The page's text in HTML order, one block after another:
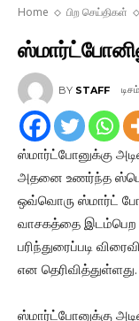
Home பிற செய்திகள்
BY STAFF
ஸ்மார்ட்போனுக்கு
அதனை உணர்ந்த
ஒவ்வொரு ஸ்மார்ட்
வாசகத்தை இடம்பெற
பரிந்துரைப்படி
என தெரிவித்துள்ளது.
ஸ்மார்ட்போனுக்கு